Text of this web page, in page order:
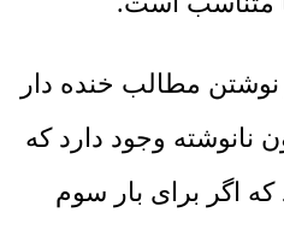
نوشتن مطالب خنده دار
نانوشته وجود دارد که
که اگر برای بار سوم